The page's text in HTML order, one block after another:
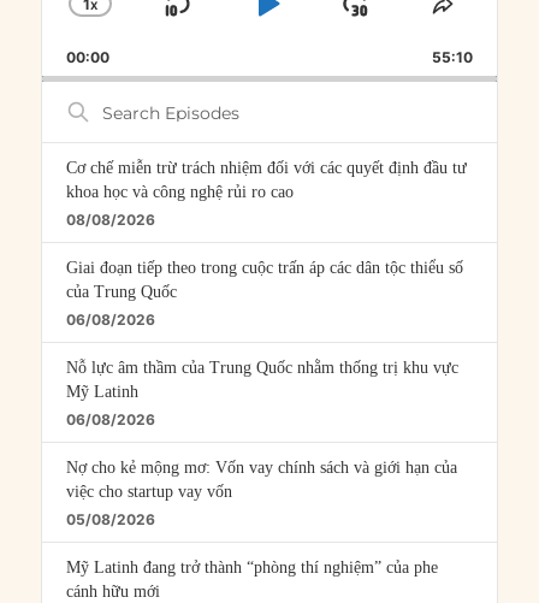
CHANGE
RATE
1X
SKIP
PLAYJUMP
FORWARD
SHARE
00:00 55:10
Search
Episodes
Cơ chế miễn trừ trách nhiệm đối với các quyết định đầu tư
khoa học và công nghệ rủi ro cao
08/08/2026
Giai đoạn tiếp theo trong cuộc trấn áp các dân tộc thiểu số
của Trung Quốc
06/08/2026
Nỗ lực âm thầm của Trung Quốc nhằm thống trị khu vực
Mỹ Latinh
06/08/2026
Nợ cho kẻ mộng mơ: Vốn vay chính sách và giới hạn của
việc cho startup vay vốn
05/08/2026
Mỹ Latinh đang trở thành “phòng thí nghiệm” của phe
cánh hữu mới